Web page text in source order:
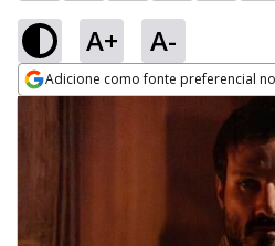
A+ A-
Adicione como fonte preferencial